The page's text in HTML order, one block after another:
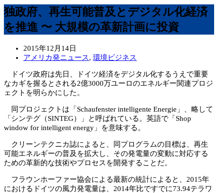
独政府、再生可能普及とデジタル化経済
を推進 〜 大規模の革新計画に投資
2015年12月14日
アメリカ発ニュース, 環境ビジネス
ドイツ政府は先日、ドイツ経済をデジタル化するうえで重要
なカギを握るとされる2億3000万ユーロのエネルギー関連プロジ
ェクトを明らかにした。
同プロジェクトは「Schaufenster intelligente Energie」、略して
「シンテグ（SINTEG）」と呼ばれている。英語で「Shop
window for intelligent energy」を意味する。
クリーンテクニカ誌によると、同プログラムの目標は、再生
可能エネルギーの普及を拡大し、その発電量の変動に対応する
ための革新的な技術やプロセスを開発することだ。
フラウンホーファー協会による最新の統計によると、2015年
におけるドイツの風力発電量は、2014年比ですでに73.94テラワ